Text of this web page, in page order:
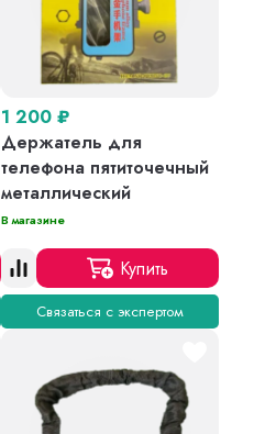
1 200 ₽
Держатель для
телефона пятиточечный
металлический
В магазине
Купить
Связаться с экспертом